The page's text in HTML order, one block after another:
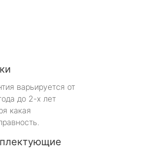
варьируется от
до 2-х лет
какая